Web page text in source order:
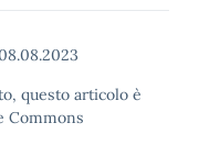
questo articolo è
Commons